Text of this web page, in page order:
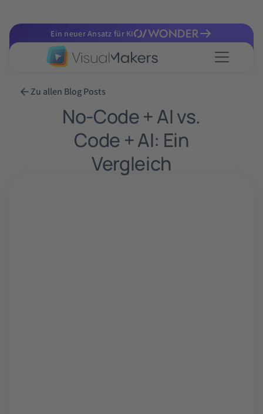
Ein neuer Ansatz für KI
Zu allen Blog Posts
No-Code + AI vs.
Code + AI: Ein
Vergleich